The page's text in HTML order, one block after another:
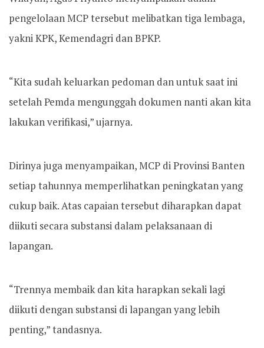
pengelolaan MCP tersebut melibatkan tiga lembaga,
yakni KPK, Kemendagri dan BPKP.
“Kita sudah keluarkan pedoman dan untuk saat ini
setelah Pemda mengunggah dokumen nanti akan kita
lakukan verifikasi,” ujarnya.
Dirinya juga menyampaikan, MCP di Provinsi Banten
setiap tahunnya memperlihatkan peningkatan yang
cukup baik. Atas capaian tersebut diharapkan dapat
diikuti secara substansi dalam pelaksanaan di
lapangan.
“Trennya membaik dan kita harapkan sekali lagi
diikuti dengan substansi di lapangan yang lebih
penting,” tandasnya.